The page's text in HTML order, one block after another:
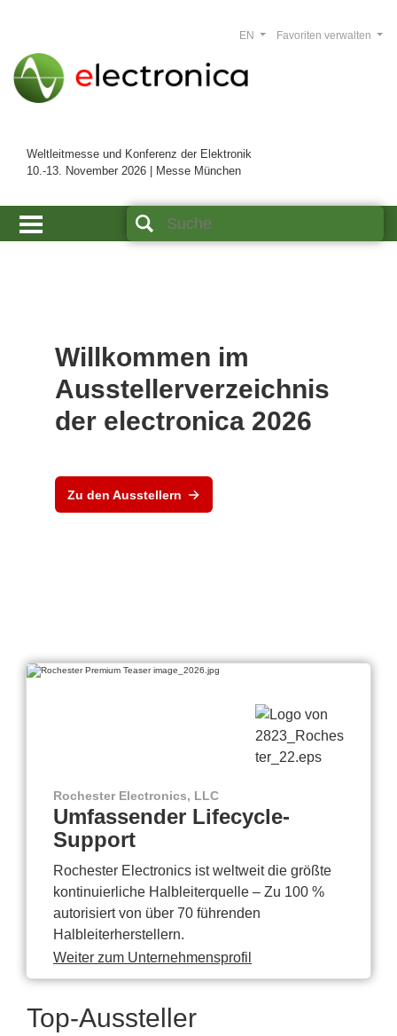
Weltleitmesse und Konferenz der Elektronik
10.-13. November 2026 | Messe München
Favoriten verwalten
EN
Willkommen im
Ausstellerverzeichnis
der electronica 2026
Zu den Ausstellern
Rochester Electronics, LLC
Umfassender Lifecycle-
Support
Rochester Electronics ist weltweit die größte
kontinuierliche Halbleiterquelle – Zu 100 %
autorisiert von über 70 führenden
Halbleiterherstellern.
Weiter zum Unternehmensprofil
Top-Aussteller